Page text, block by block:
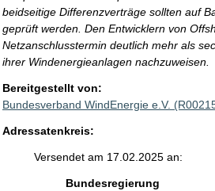
beidseitige Differenzverträge sollten auf
geprüft werden. Den Entwicklern von
Netzanschlusstermin deutlich mehr als
ihrer Windenergieanlagen nachzuweisen.
Bereitgestellt von:
Bundesverband WindEnergie e.V.
Adressatenkreis:
Versendet am 17.02.2025 an:
Bundesregierung